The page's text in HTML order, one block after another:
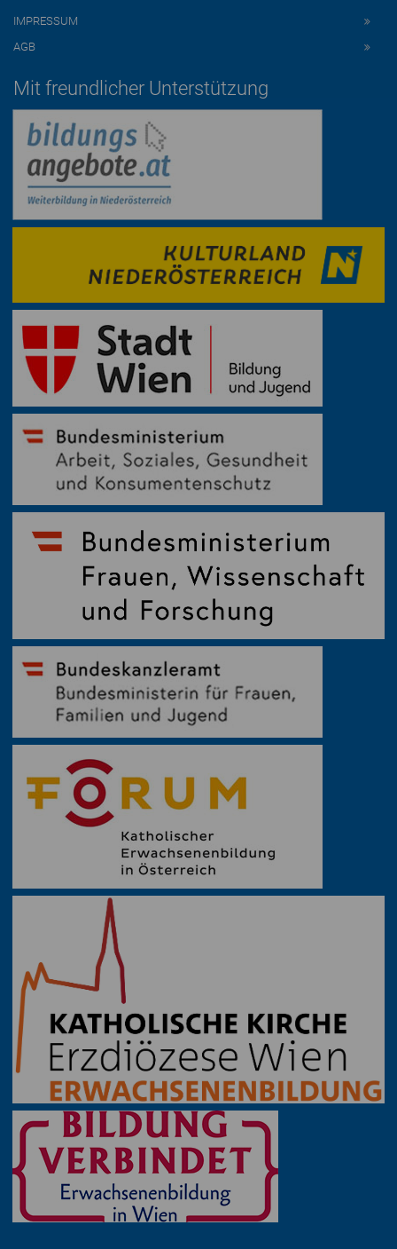
IMPRESSUM
AGB
Mit freundlicher Unterstützung